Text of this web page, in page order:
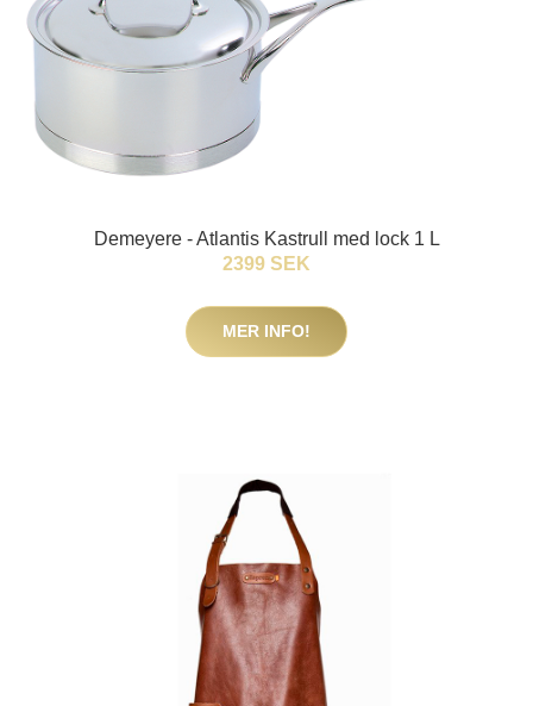
Demeyere - Atlantis Kastrull med lock 1 L
2399 SEK
MER INFO!